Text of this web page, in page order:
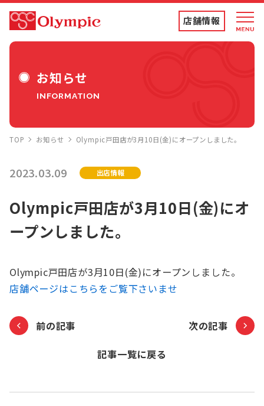
店舗情報
ディスカウントストア
コンテンツ
お知らせ
お知らせ
INFORMATION
TOP お知らせ Olympic戸田店が3月10日(金)にオープンしました。
2023.03.09 出店情報
Olympic戸田店が3月10日(金)にオ
ープンしました。
Olympic戸田店が3月10日(金)にオープンしました。
店舗ページはこちらをご覧下さいませ
前の記事
記事一覧に戻る
次の記事